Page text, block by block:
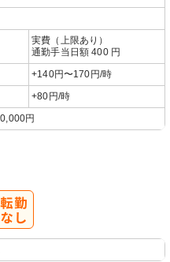
実費（上限あり）
通勤手当日額 400 円
+140円〜170円/時
+80円/時
円